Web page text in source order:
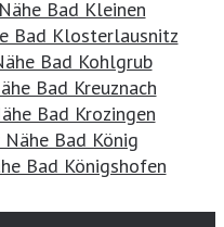
Bad Kleinen
Bad Klosterlausnitz
Bad Kohlgrub
Bad Kreuznach
Bad Krozingen
Bad König
Bad Königshofen